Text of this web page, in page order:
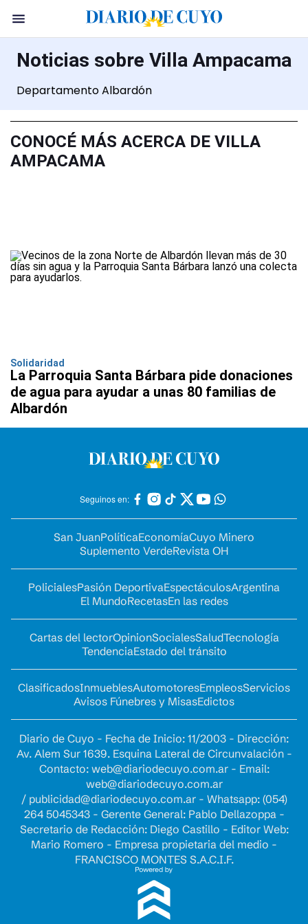
Noticias sobre Villa Ampacama
Departamento Albardón
CONOCÉ MÁS ACERCA DE VILLA
AMPACAMA
Solidaridad
La Parroquia Santa Bárbara pide donaciones
de agua para ayudar a unas 80 familias de
Albardón
Seguinos en:
San JuanPolíticaEconomíaCuyo Minero
Suplemento VerdeRevista OH
PolicialesPasión DeportivaEspectáculosArgentina
El MundoRecetasEn las redes
Cartas del lectorOpinionSocialesSaludTecnología
TendenciaEstado del tránsito
ClasificadosInmueblesAutomotoresEmpleosServicios
Avisos Fúnebres y MisasEdictos
Diario de Cuyo - Fecha de Inicio: 11/2003 - Dirección:
Av. Alem Sur 1639. Esquina Lateral de Circunvalación -
Contacto: web@diariodecuyo.com.ar- Email:
web@diariodecuyo.com.ar
/ publicidad@diariodecuyo.com.ar- Whatsapp: (054)
264 5045343 - Gerente General: Pablo Dellazoppa -
Secretario de Redacción: Diego Castillo - Editor Web:
Mario Romero - Empresa propietaria del medio -
FRANCISCO MONTES S.A.C.I.F.